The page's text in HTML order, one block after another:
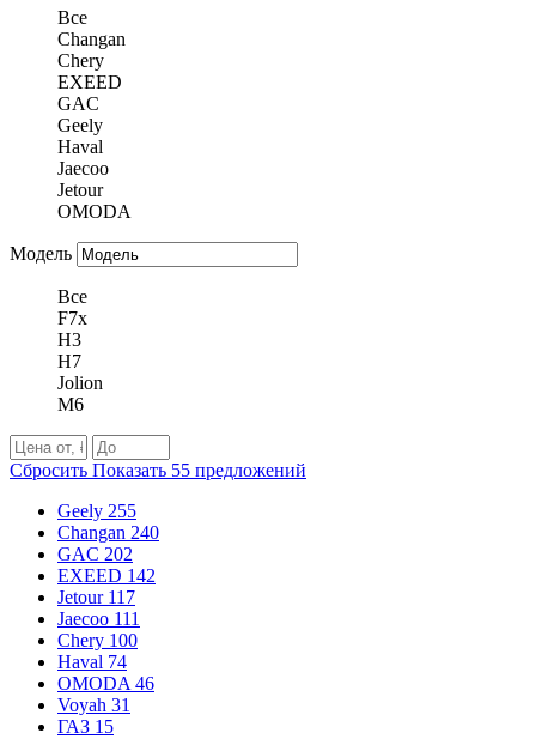
Все
Changan
Chery
EXEED
GAC
Geely
Haval
Jaecoo
Jetour
OMODA
Модель
Все
F7x
H3
H7
Jolion
M6
Сбросить Показать 55 предложений
Geely 255
Changan 240
GAC 202
EXEED 142
Jetour 117
Jaecoo 111
Chery 100
Haval 74
OMODA 46
Voyah 31
ГАЗ 15